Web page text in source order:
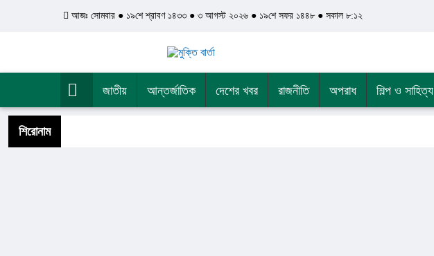
আজঃ সোমবার ● ১৯শে শ্রাবণ ১৪৩৩ ● ৩ আগস্ট ২০২৬ ● ১৯শে সফর ১৪৪৮ ● সকাল ৮:১২
জাতীয় আন্তর্জাতিক দেশের খবর রাজনীতি অপরাধ শিল্প ও সাহিত্য
শিরোনাম